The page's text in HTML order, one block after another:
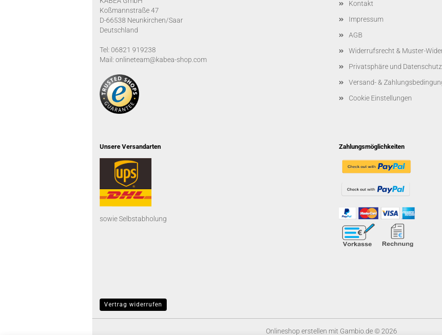
Koßmannstraße 47
D-66538 Neunkirchen/Saar
Deutschland
Tel: 06821 919238
Mail: onlineteam@kabea-shop.com
Kontakt
Impressum
AGB
Widerrufsrecht & Muster-
Privatsphäre und Datenschutz
Versand- &
Cookie Einstellungen
Unsere Versandarten
sowie Selbstabholung
Zahlungsmöglichkeiten
Vertrag widerrufen
Onlineshop erstellen mit Gambio.de © 2026